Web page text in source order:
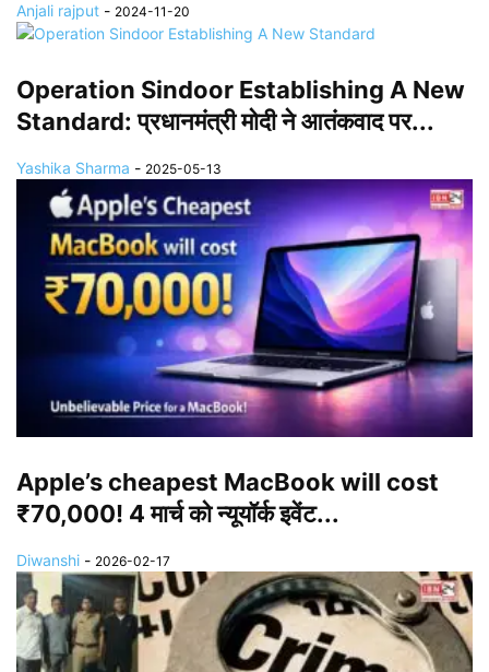
Anjali rajput - 2024-11-20
Operation Sindoor Establishing A New
Standard: प्रधानमंत्री मोदी ने आतंकवाद पर...
Yashika Sharma - 2025-05-13
Apple’s cheapest MacBook will cost
₹70,000! 4 मार्च को न्यूयॉर्क इवेंट...
Diwanshi - 2026-02-17